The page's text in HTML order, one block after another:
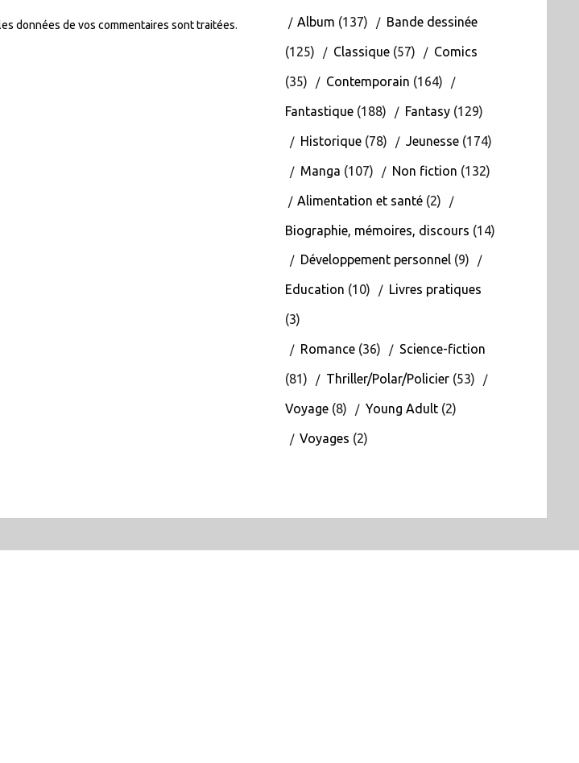
données de vos commentaires sont traitées. Album (137) Bande dessinée
(125) Classique(57) Comics
(35) Contemporain (164)
Fantastique(188) Fantasy(129)
Historique(78) Jeunesse(174)
Manga (107) Non fiction (132)
Alimentation et santé(2)
Biographie, mémoires, discours (14)
Développement personnel(9)
Education (10) Livres pratiques
(3)
Romance(36) Science-fiction
(81) Thriller/Polar/Policier(53)
Voyage(8) Young Adult(2)
Voyages (2)